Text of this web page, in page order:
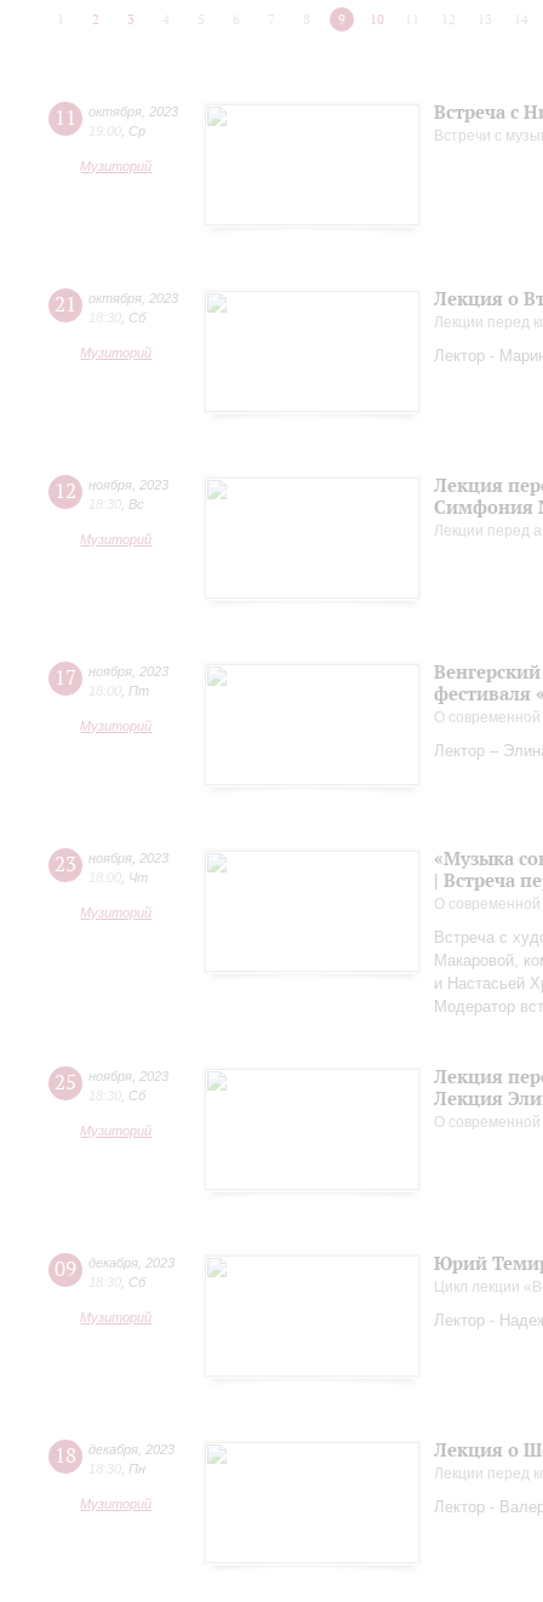
2 3 4 5 6 7 8 9 10 12 13 14
11 октября 2023
19:00 Ср
Музиторий
Встреча с
Встречи с
21 октября 2023
18:30 Сб
Музиторий
Лекция о
Лекции перед
Лектор -
12 ноября 2023
18:30 Вс
Музиторий
Лекция
Симфония
Лекции перед
17 ноября 2023
18:00 Пт
Музиторий
фестиваля
О
Лектор –
23 ноября 2023
18:00 Чт
Музиторий
«Музыка
| Встреча
О
Встреча с
Макаровой,
и Настасьей
Модератор
25 ноября 2023
18:30 Сб
Музиторий
Лекция
Лекция
О
09 декабря 2023
18:30 Сб
Музиторий
Юрий
Цикл лекции
Лектор -
18 декабря 2023
18:30 Пн
Музиторий
Лекция о
Лекции перед
Лектор -